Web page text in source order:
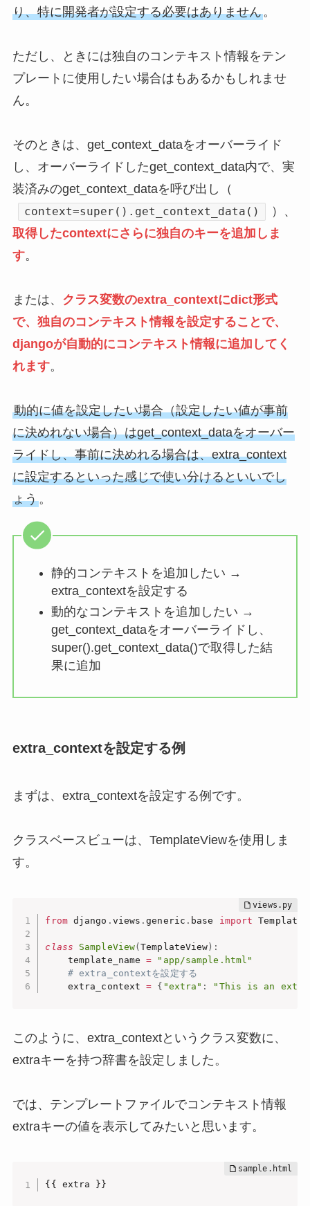
り、特に開発者が設定する必要はありません。
ただし、ときには独自のコンテキスト情報をテン
プレートに使用したい場合はもあるかもしれませ
ん。
そのときは、get_context_dataをオーバーライド
し、オーバーライドしたget_context_data内で、実
装済みのget_context_dataを呼び出し（
context=super().get_context_data()
）、
取得したcontextにさらに独自のキーを追加しま
す。
または、 クラス変数のextra_contextにdict形式
で、独自のコンテキスト情報を設定することで、
djangoが自動的にコンテキスト情報に追加してく
れます。
動的に値を設定したい場合（設定したい値が事前
に決めれない場合）はget_context_dataをオーバー
ライドし、事前に決めれる場合は、extra_context
に設定するといった感じで使い分けるといいでし
ょう。
静的コンテキストを追加したい →
extra_contextを設定する
動的なコンテキストを追加したい →
get_context_dataをオーバーライドし、
super().get_context_data()で取得した結
果に追加
extra_contextを設定する例
まずは、extra_contextを設定する例です。
クラスベースビューは、TemplateViewを使用しま
す。
from django . views .generic . base import
class SampleView(TemplateView ) :
    template_name
=
"app/sample.html"
# extra_contextを設定する
    extra_context
= { "extra" : "This is an
このように、extra_contextというクラス変数に、
extraキーを持つ辞書を設定しました。
では、テンプレートファイルでコンテキスト情報
extraキーの値を表示してみたいと思います。
{{ extra }}